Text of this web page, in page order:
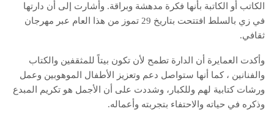
الكاتب أو الكاتبة بأنها فكرة مدهشة وبراقة. وأشارت إلى أن دارتها
في زي بالسلط افتتحت بتاريخ 29 تموز من هذا العام عبر مهرجان
ثقافي.
وأكدت العمايرة أن الدارة تطمح لأن تكون بيتاً للمثقفين والكتاب
والفنانين ، كما أنها ستواصل دعم وتعزيز الأطفال الموهوبين وعمل
ورشات كتابية لهم وللكبار، وشددت على أن الأجمل هو تكريم المبدع
وذكره في حياته والاحتفاء بتجربته وأعماله.